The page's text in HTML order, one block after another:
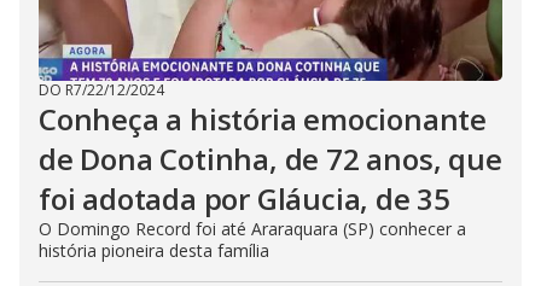
DO R7/22/12/2024
Conheça a história emocionante
de Dona Cotinha, de 72 anos, que
foi adotada por Gláucia, de 35
O Domingo Record foi até Araraquara (SP) conhecer a
história pioneira desta família